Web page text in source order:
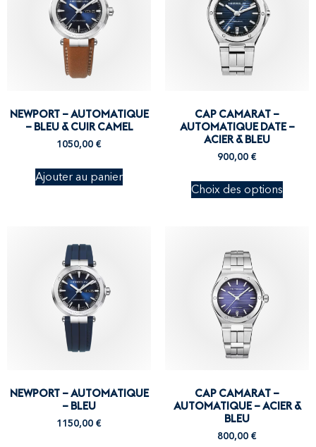
NEWPORT – AUTOMATIQUE
– BLEU & CUIR CAMEL
1050,00 €
Ajouter au panier
CAP CAMARAT –
AUTOMATIQUE DATE –
ACIER & BLEU
900,00 €
Choix des options
NEWPORT – AUTOMATIQUE
– BLEU
1150,00 €
CAP CAMARAT –
AUTOMATIQUE – ACIER &
BLEU
800,00 €